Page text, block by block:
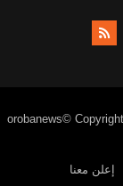
orobanews©
إعلن معنا